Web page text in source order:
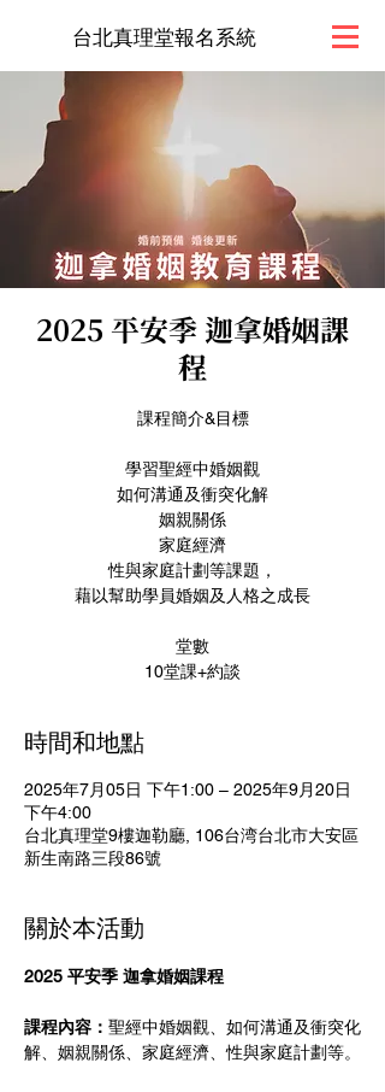
台北真理堂報名系統
2025 平安季 迦拿婚姻課
程
課程簡介&目標
學習聖經中婚姻觀
如何溝通及衝突化解
姻親關係
家庭經濟
性與家庭計劃等課題，
藉以幫助學員婚姻及人格之成長
堂數
10堂課+約談
時間和地點
2025年7月05日 下午1:00 – 2025年9月20日
下午4:00
台北真理堂9樓迦勒廳, 106台湾台北市大安區
新生南路三段86號
關於本活動
2025 平安季 迦拿婚姻課程
課程內容： 聖經中婚姻觀、如何溝通及衝突化
解、姻親關係、家庭經濟、性與家庭計劃等。